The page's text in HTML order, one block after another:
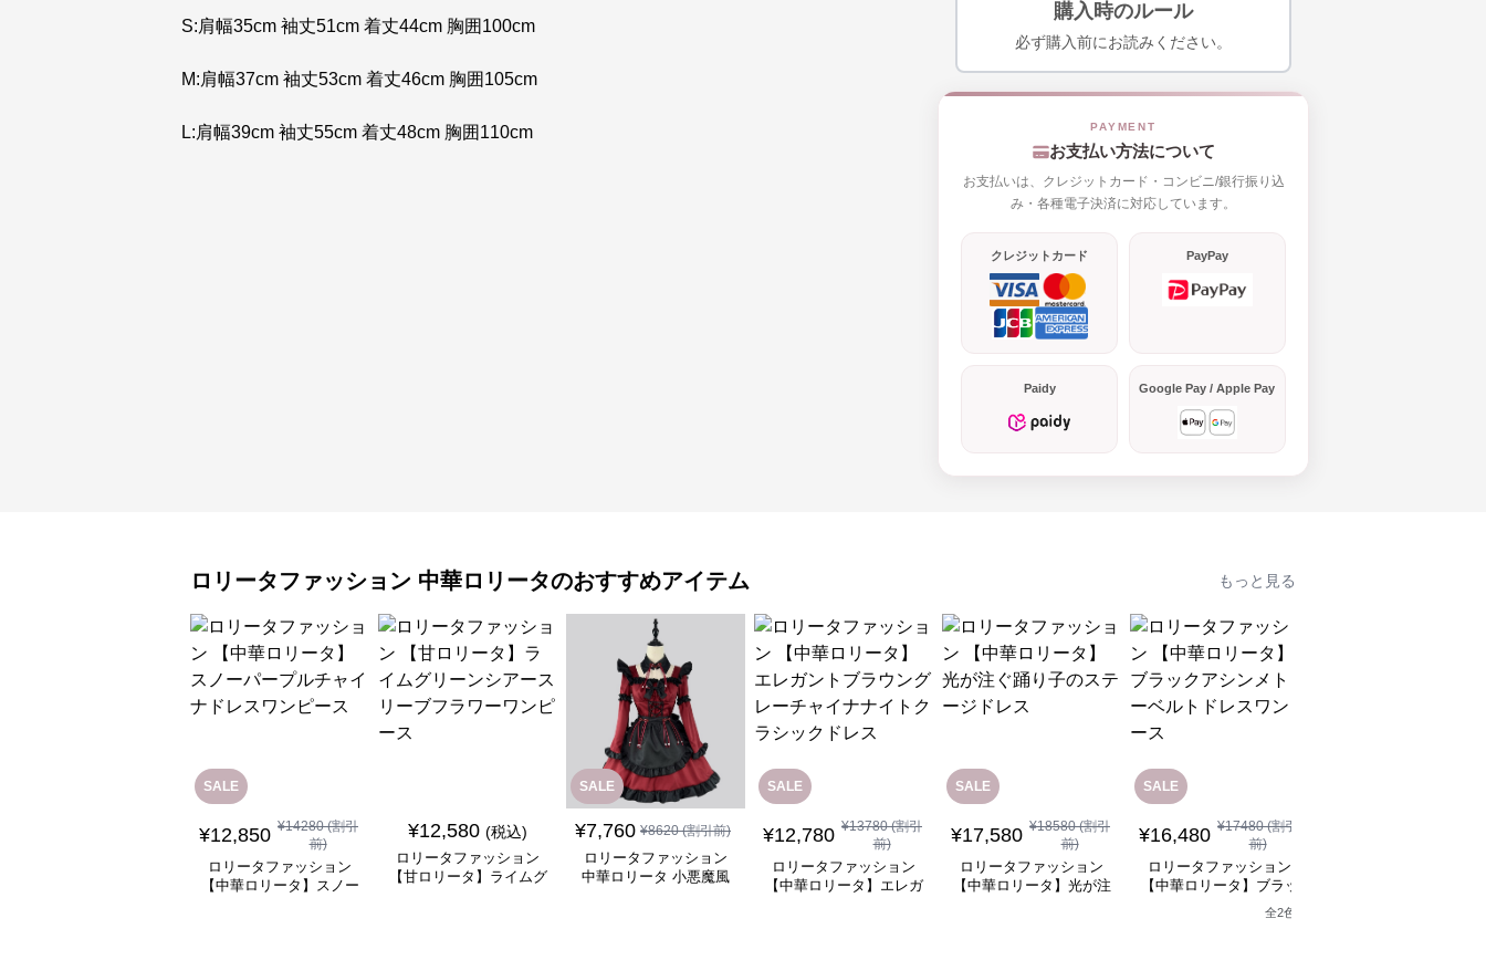
S:肩幅35cm 袖丈51cm 着丈44cm 胸囲100cm
M:肩幅37cm 袖丈53cm 着丈46cm 胸囲105cm
L:肩幅39cm 袖丈55cm 着丈48cm 胸囲110cm
購入時のルール
必ず購入前にお読みください。
お支払い方法について
お支払いは、クレジットカード・コンビニ/銀行振り込
み・各種電子決済に対応しています。
クレジットカード PayPay
Paidy Google Pay / Apple Pay
ロリータファッション 中華ロリータのおすすめアイテム もっと見る
SALE
¥12,850 ¥14280(割引
前)
ロリータファッション
【中華ロリータ】スノー
¥12,580 (税込)
ロリータファッション
【甘ロリータ】ライムグ
SALE
¥7,760 ¥8620(割引前)
ロリータファッション
中華ロリータ 小悪魔風
SALE
¥12,780 ¥13780(割引
前)
ロリータファッション
【中華ロリータ】エレガ
SALE
¥17,580 ¥18580(割引
前)
ロリータファッション
【中華ロリータ】光が注
SALE
¥16,480 ¥17480(割引
前)
ロリータファッション
【中華ロリータ】ブラッ
クアシンメトリーベルト
ドレスワンピース
全2色